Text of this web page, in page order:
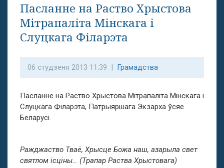
Пасланне на Раство Хрыстова
Мітрапаліта Мінскага і
Слуцкага Філарэта
06 студзеня 2013 11:39 | Грамадства
Пасланне на Раство Хрыстова Мітрапаліта Мінскага і
Слуцкага Філарэта, Патрыяршага Экзарха ўсяе
Беларусі.
Ражджаство Тваё, Хрысце Божа наш, азарыла свет
святлом ісціны… (Трапар Раства Хрыстовага)